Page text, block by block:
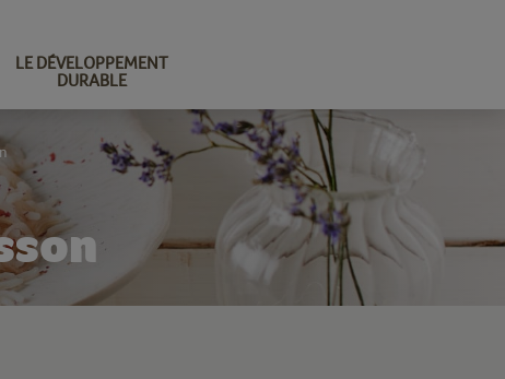
LE DÉVELOPPEMENT
DURABLE